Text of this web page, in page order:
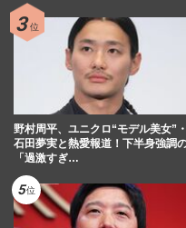
野村周平、ユニクロ“モデル美女”・
石田夢実と熱愛報道！下半身強調
「過激すぎ…